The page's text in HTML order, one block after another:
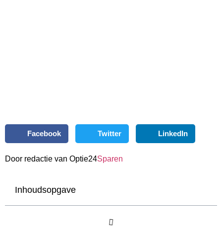
Facebook Twitter LinkedIn
Door redactie van Optie24Sparen
Inhoudsopgave